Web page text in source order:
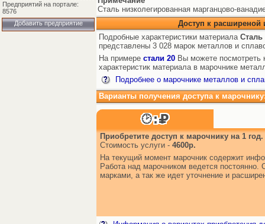
Предприятий на портале:
8576
Добавить предприятие
Сталь низколегированная марганцово-
Доступ к
Подробные характеристики материала
представлены 3 028 марок металлов и
На примере стали 20 Вы можете посмотреть
характеристик материала в марочнике
Подробнее о марочнике металлов и
Варианты получения доступа к
Приобретите доступ к марочнику на 1 год.
Стоимость услуги - 4600р.
На текущий момент марочник содержит
Работа над марочником ведется постоянно.
марками, а так же идет уточнение и